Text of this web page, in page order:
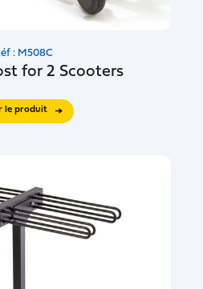
: M508C
for 2 Scooters
le produit